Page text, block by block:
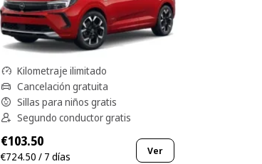
Kilometraje ilimitado
Cancelación gratuita
Sillas para niños gratis
Segundo conductor gratis
€103.50
€724.50 / 7 días Ver